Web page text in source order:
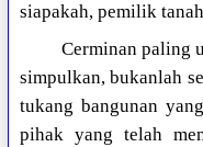
siapakah, pemilik
Cerminan paling
simpulkan, bukanlah
tukang bangunan
pihak yang telah